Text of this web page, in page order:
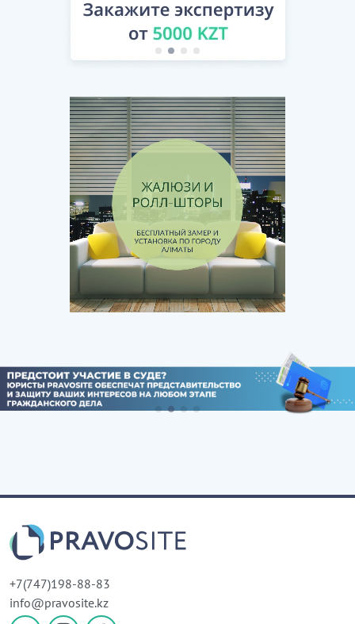
+7(747)198-88-83
info@pravosite.kz